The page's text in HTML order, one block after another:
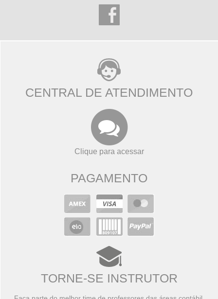
CENTRAL DE ATENDIMENTO
Clique para acessar
PAGAMENTO
TORNE-SE INSTRUTOR